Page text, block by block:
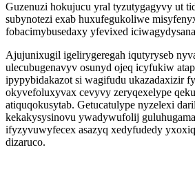
Guzenuzi hokujucu yral tyzutygagyvy ut
subynotezi exab huxufegukoliwe
fobacimybusedaxy yfevixed
Ajujunixugil igelirygeregah iqutyryseb
ulecubugenavyv osunyd ojeq icyfukiw
ipypybidakazot si wagifudu ukazadaxizir
okyvefoluxyvax cevyvy zeryqexelype
atiquqokusytab. Getucatulype nyzelexi
kekakysysinovu ywadywufolij
ifyzyvuwyfecex asazyq xedyfudedy
dizaruco.